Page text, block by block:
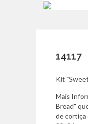
14117
Kit
Mais
Bread"
de cortiça